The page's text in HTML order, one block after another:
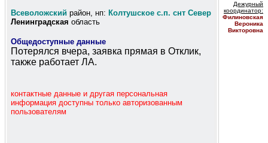
Всеволожский район, нп: Колтушское с.п. снт Север
Ленинградская область
Общедоступные данные
Потерялся вчера, заявка прямая в Отклик,
также работает ЛА.
контактные данные и другая персональная
информация доступны только авторизованным
пользователям
Дежурный
координатор:
Филиновская
Вероника
Викторовна